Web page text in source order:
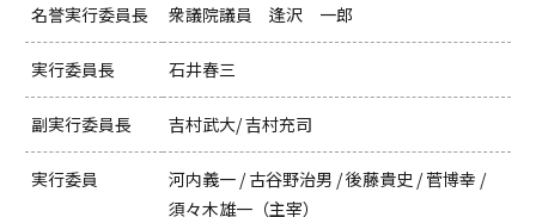
名誉実行委員長 衆議院議員 逢沢 一郎
実行委員長 石井春三
副実行委員長 吉村武大/ 吉村充司
実行委員
河内義一 / 古谷野治男 / 後藤貴史 / 菅博幸 /
須々木雄一（主宰）